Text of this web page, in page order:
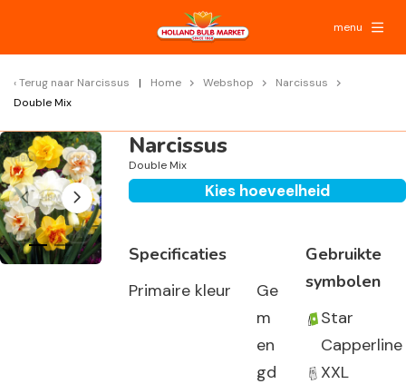
menu
Terug naar Narcissus Home Webshop
Narcissus
Double Mix
Narcissus
Double Mix
Kies hoeveelheid
Specificaties
Primaire kleur
Ge
m
en
gd
Gebruikte
symbolen
Star
Capperline
XXL